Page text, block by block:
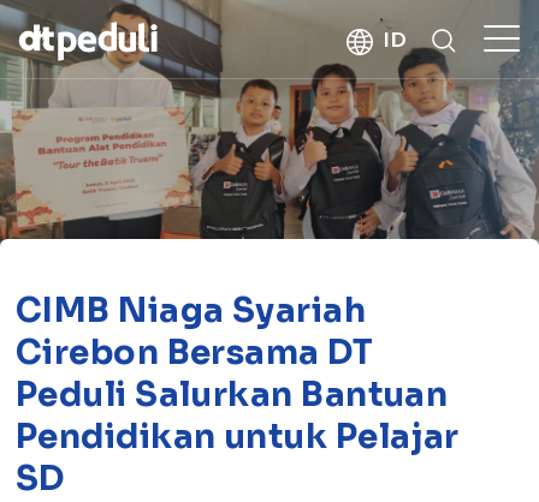
CARI
kebaikan
ID
CIMB Niaga Syariah
Cirebon Bersama DT
Peduli Salurkan Bantuan
Pendidikan untuk Pelajar
SD